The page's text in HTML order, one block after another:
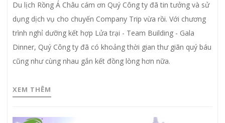
Du lịch Rồng Á Châu cám ơn Quý Công ty đã tin tưởng và sử
dụng dịch vụ cho chuyến Company Trip vừa rồi. Với chương
trình nghỉ dưỡng kết hợp Lửa trại - Team Building - Gala
Dinner, Quý Công ty đã có khoảng thời gian thư giãn quý báu
cũng như cùng nhau gắn kết đồng lòng hơn nữa.
XEM THÊM